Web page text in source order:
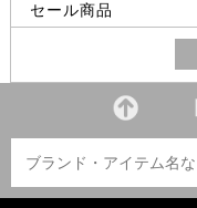
セール商品